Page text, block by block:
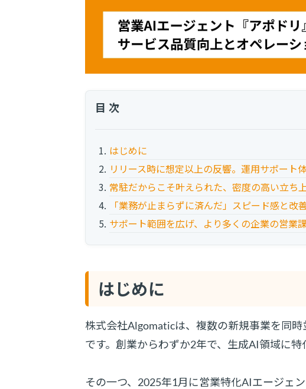
はじめに
リリース時に想定以上の反響。運用サポート
常駐だからこそ叶えられた、密度の高い立ち
「業務が止まらずに済んだ」スピード感と改
サポート範囲を広げ、より多くの企業の営業
目次
はじめに
株式会社Algomaticは、複数の新規事業を同
です。創業からわずか2年で、生成AI領域に特
その一つ、2025年1月に営業特化AIエージェ